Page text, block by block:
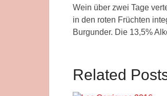
Wein über zwei Tage
in den roten Früchten
Burgunder. Die 13,5%
Related